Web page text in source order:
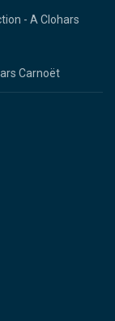
- A Clohars
Carnoët